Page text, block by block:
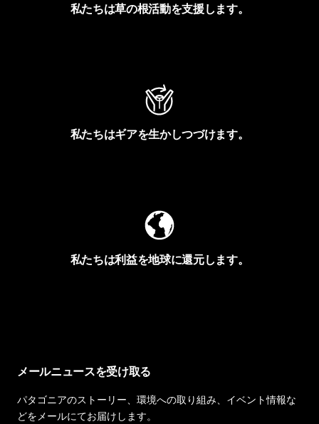
私たちは草の根活動を支援します。
私たちはギアを生かしつづけます。
私たちは利益を地球に還元します。
メールニュースを受け取る
パタゴニアのストーリー、環境への取り組み、イベント情報な
どをメールにてお届けします。